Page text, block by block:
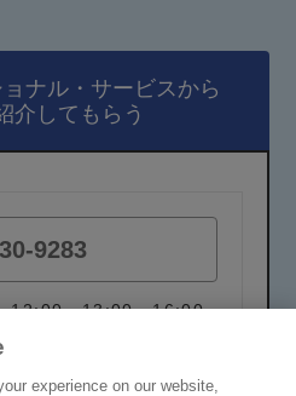
ナル・サービスから
介してもらう
9283
12:00、13:00～16:00
年始・夏季休暇を除く）
experience on our website,